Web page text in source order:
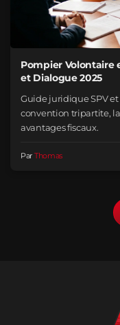
Pompier Volontaire
et Dialogue 2025
Guide juridique SPV
convention tripartite,
avantages fiscaux.
Par Thomas